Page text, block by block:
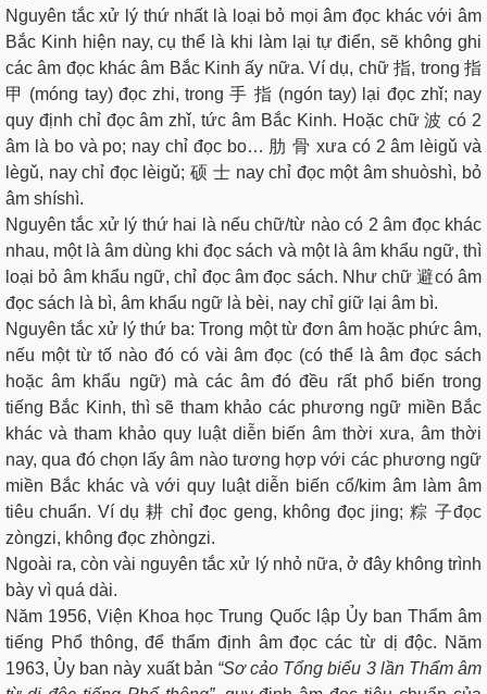
Nguyên tắc xử lý thứ nhất là loại bỏ mọi âm đọc khác với âm
Bắc Kinh hiện nay, cụ thể là khi làm lại tự điển, sẽ không ghi
các âm đọc khác âm Bắc Kinh ấy nữa. Ví dụ, chữ 指, trong 指
甲 (móng tay) đọc zhi, trong 手 指 (ngón tay) lại đọc zhǐ; nay
quy định chỉ đọc âm zhǐ, tức âm Bắc Kinh. Hoặc chữ 波 có 2
âm là bo và po; nay chỉ đọc bo… 肋 骨 xưa có 2 âm lèigǔ và
lègǔ, nay chỉ đọc lèigǔ; 硕 士 nay chỉ đọc một âm shuòshì, bỏ
âm shíshì.
Nguyên tắc xử lý thứ hai là nếu chữ/từ nào có 2 âm đọc khác
nhau, một là âm dùng khi đọc sách và một là âm khẩu ngữ, thì
loại bỏ âm khẩu ngữ, chỉ đọc âm đọc sách. Như chữ 避có âm
đọc sách là bì, âm khẩu ngữ là bèi, nay chỉ giữ lại âm bì.
Nguyên tắc xử lý thứ ba: Trong một từ đơn âm hoặc phức âm,
nếu một từ tố nào đó có vài âm đọc (có thể là âm đọc sách
hoặc âm khẩu ngữ) mà các âm đó đều rất phổ biến trong
tiếng Bắc Kinh, thì sẽ tham khảo các phương ngữ miền Bắc
khác và tham khảo quy luật diễn biến âm thời xưa, âm thời
nay, qua đó chọn lấy âm nào tương hợp với các phương ngữ
miền Bắc khác và với quy luật diễn biến cổ/kim âm làm âm
tiêu chuẩn. Ví dụ 耕 chỉ đọc geng, không đọc jing; 粽 子đọc
zòngzi, không đọc zhòngzi.
Ngoài ra, còn vài nguyên tắc xử lý nhỏ nữa, ở đây không trình
bày vì quá dài.
Năm 1956, Viện Khoa học Trung Quốc lập Ủy ban Thẩm âm
tiếng Phổ thông, để thẩm định âm đọc các từ dị độc. Năm
1963, Ủy ban này xuất bản “Sơ cảo Tổng biểu 3 lần Thẩm âm